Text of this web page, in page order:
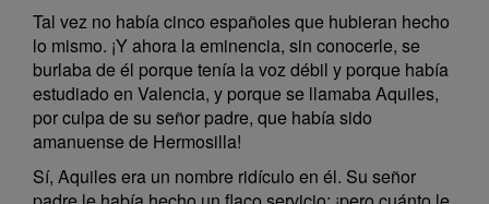
Tal vez no había cinco españoles que hubieran hecho
lo mismo. ¡Y ahora la eminencia, sin conocerle, se
burlaba de él porque tenía la voz débil y porque había
estudiado en Valencia, y porque se llamaba Aquiles,
por culpa de su señor padre, que había sido
amanuense de Hermosilla!
Sí, Aquiles era un nombre ridículo en él. Su señor